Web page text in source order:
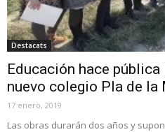
Destacats
Educación hace
nuevo colegio Pla de la
17 enero, 2019
Las obras durarán dos años y